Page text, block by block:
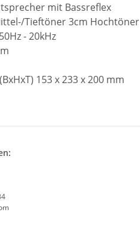
mit Bassreflex
Tieftöner 3cm Hochtöner
- 20kHz
153 x 233 x 200 mm